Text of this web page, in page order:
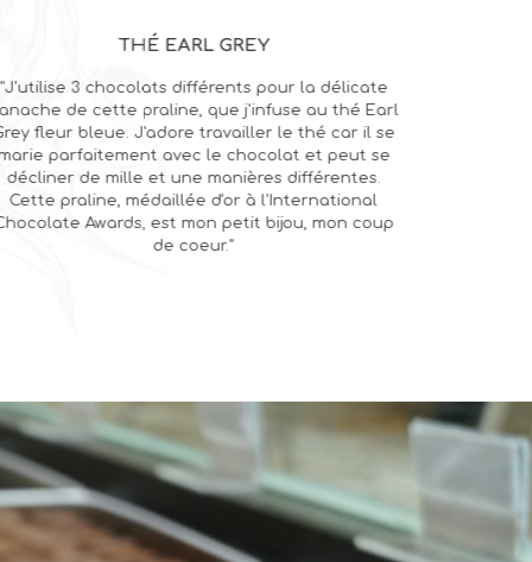
THÉ EARL GREY
"J'utilise 3 chocolats différents pour la délicate
de cette praline, que j'infuse au thé Earl
fleur bleue. J'adore travailler le thé car il se
parfaitement avec le chocolat et peut se
décliner de mille et une manières différentes.
Cette praline, médaillée d'or à l'International
Awards, est mon petit bijou, mon coup
de coeur."